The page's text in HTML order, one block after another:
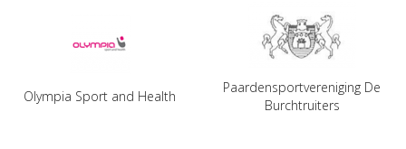
Olympia Sport and Health
Paardensportvereniging De
Burchtruiters